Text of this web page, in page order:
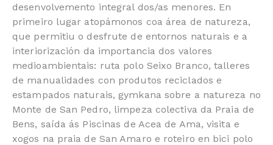
desenvolvemento integral dos/as menores. En
primeiro lugar atopámonos coa área de natureza,
que permitiu o desfrute de entornos naturais e a
interiorización da importancia dos valores
medioambientais: ruta polo Seixo Branco, talleres
de manualidades con produtos reciclados e
estampados naturais, gymkana sobre a natureza no
Monte de San Pedro, limpeza colectiva da Praia de
Bens, saída ás Piscinas de Acea de Ama, visita e
xogos na praia de San Amaro e roteiro en bici polo